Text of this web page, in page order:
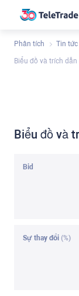
Phân tích Tin tức
Biểu đồ và trích dẫn
Biểu đồ và
Bid
Sự thay đổi (%)